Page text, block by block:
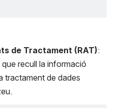
de Tractament (RAT):
recull la informació
tractament de dades